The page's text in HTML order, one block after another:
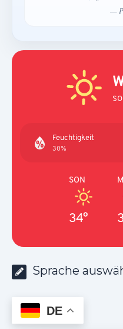
—
Feuchtigkeit
30%
SON
34°
Sprache
DE